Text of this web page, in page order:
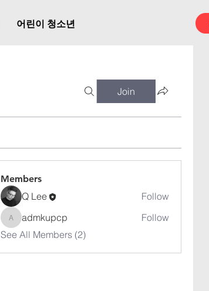
어린이 청소년
Join
Members
Q Lee Follow
admkupcp
admkupcp
Follow
See All Members (2)